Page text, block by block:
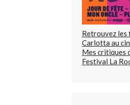
Retrouvez les
Carlotta au
Mes critiques
Festival La